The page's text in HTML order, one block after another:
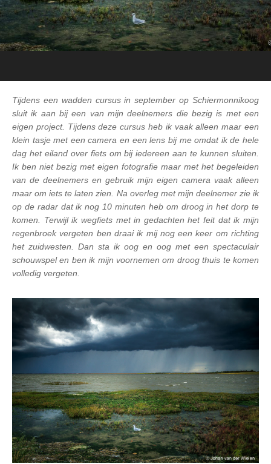
Tijdens een wadden cursus in september op Schiermonnikoog
sluit ik aan bij een van mijn deelnemers die bezig is met een
eigen project. Tijdens deze cursus heb ik vaak alleen maar een
klein tasje met een camera en een lens bij me omdat ik de hele
dag het eiland over fiets om bij iedereen aan te kunnen sluiten.
Ik ben niet bezig met eigen fotografie maar met het begeleiden
van de deelnemers en gebruik mijn eigen camera vaak alleen
maar om iets te laten zien. Na overleg met mijn deelnemer zie ik
op de radar dat ik nog 10 minuten heb om droog in het dorp te
komen. Terwijl ik wegfiets met in gedachten het feit dat ik mijn
regenbroek vergeten ben draai ik mij nog een keer om richting
het zuidwesten. Dan sta ik oog en oog met een spectaculair
schouwspel en ben ik mijn voornemen om droog thuis te komen
volledig vergeten.